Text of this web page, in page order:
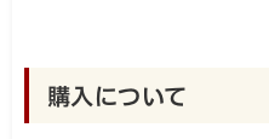
購入について